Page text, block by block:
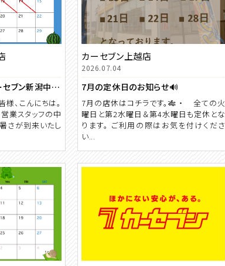
🎆カーセブン新潟中央店 ８月カレンダー🍉
、こんにちは。
業スタッフの中
さが到来いたし
カーセブン上越店
2026.07.04
7月の定休日のお知らせ🔊
7月の店休はコチラです。🎋 ・ 全ての火
曜日と第2水曜日＆第4水曜日も定休とな
ります。 ご利用の際はお気を付けくださ
い...